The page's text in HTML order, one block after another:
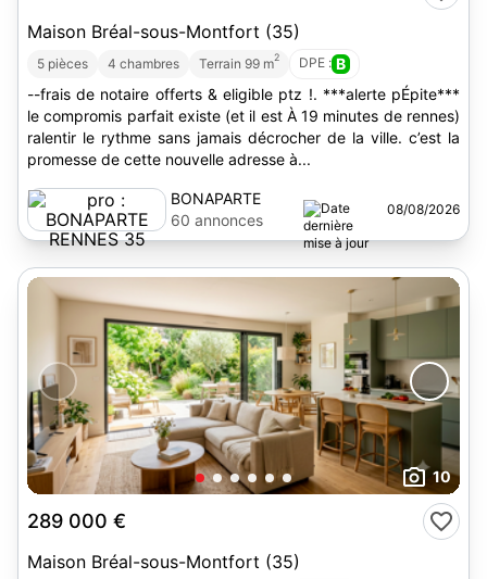
Maison Bréal-sous-Montfort (35)
5 pièces 4 chambres Terrain 99 m2 DPE : B
--frais de notaire offerts & eligible ptz !. ***alerte pÉpite***
le compromis parfait existe (et il est À 19 minutes de rennes)
ralentir le rythme sans jamais décrocher de la ville. c’est la
promesse de cette nouvelle adresse à...
BONAPARTE
RENNES 35
60 annonces
08/08/2026
10
289 000 €
Maison Bréal-sous-Montfort (35)